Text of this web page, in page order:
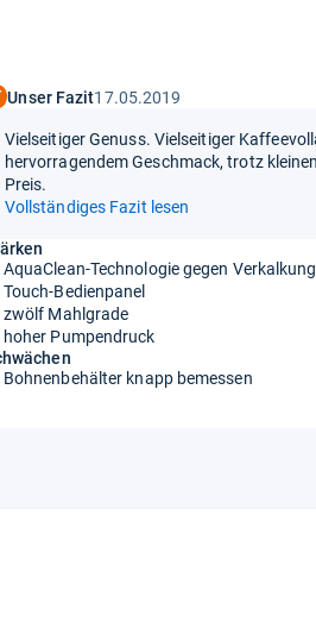
Unser Fazit17.05.2019
Vielseitiger Genuss. Vielseitiger
hervorragendem Geschmack, trotz
Preis.
Vollständiges Fazit lesen
AquaClean-Technologie gegen Verkalkung
Touch-Bedienpanel
zwölf Mahlgrade
hoher Pumpendruck
Bohnenbehälter knapp bemessen